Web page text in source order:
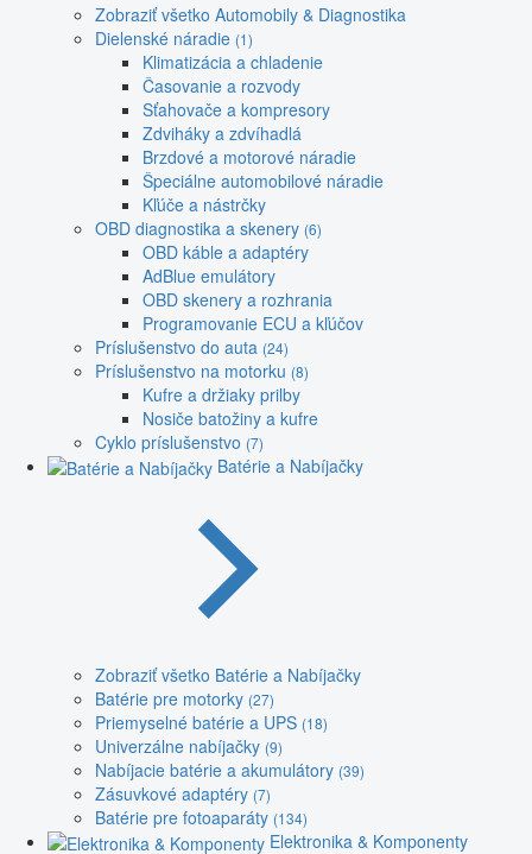
Zobraziť všetko Automobily & Diagnostika
Dielenské náradie (1)
Klimatizácia a chladenie
Časovanie a rozvody
Sťahovače a kompresory
Zdviháky a zdvíhadlá
Brzdové a motorové náradie
Špeciálne automobilové náradie
Kľúče a nástrčky
OBD diagnostika a skenery (6)
OBD káble a adaptéry
AdBlue emulátory
OBD skenery a rozhrania
Programovanie ECU a kľúčov
Príslušenstvo do auta (24)
Príslušenstvo na motorku (8)
Kufre a držiaky prilby
Nosiče batožiny a kufre
Cyklo príslušenstvo (7)
Batérie a Nabíjačky
Zobraziť všetko Batérie a Nabíjačky
Batérie pre motorky (27)
Priemyselné batérie a UPS (18)
Univerzálne nabíjačky (9)
Nabíjacie batérie a akumulátory (39)
Zásuvkové adaptéry (7)
Batérie pre fotoaparáty (134)
Elektronika & Komponenty